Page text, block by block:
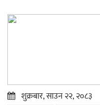
शुक्रबार, साउन २२, २०८३